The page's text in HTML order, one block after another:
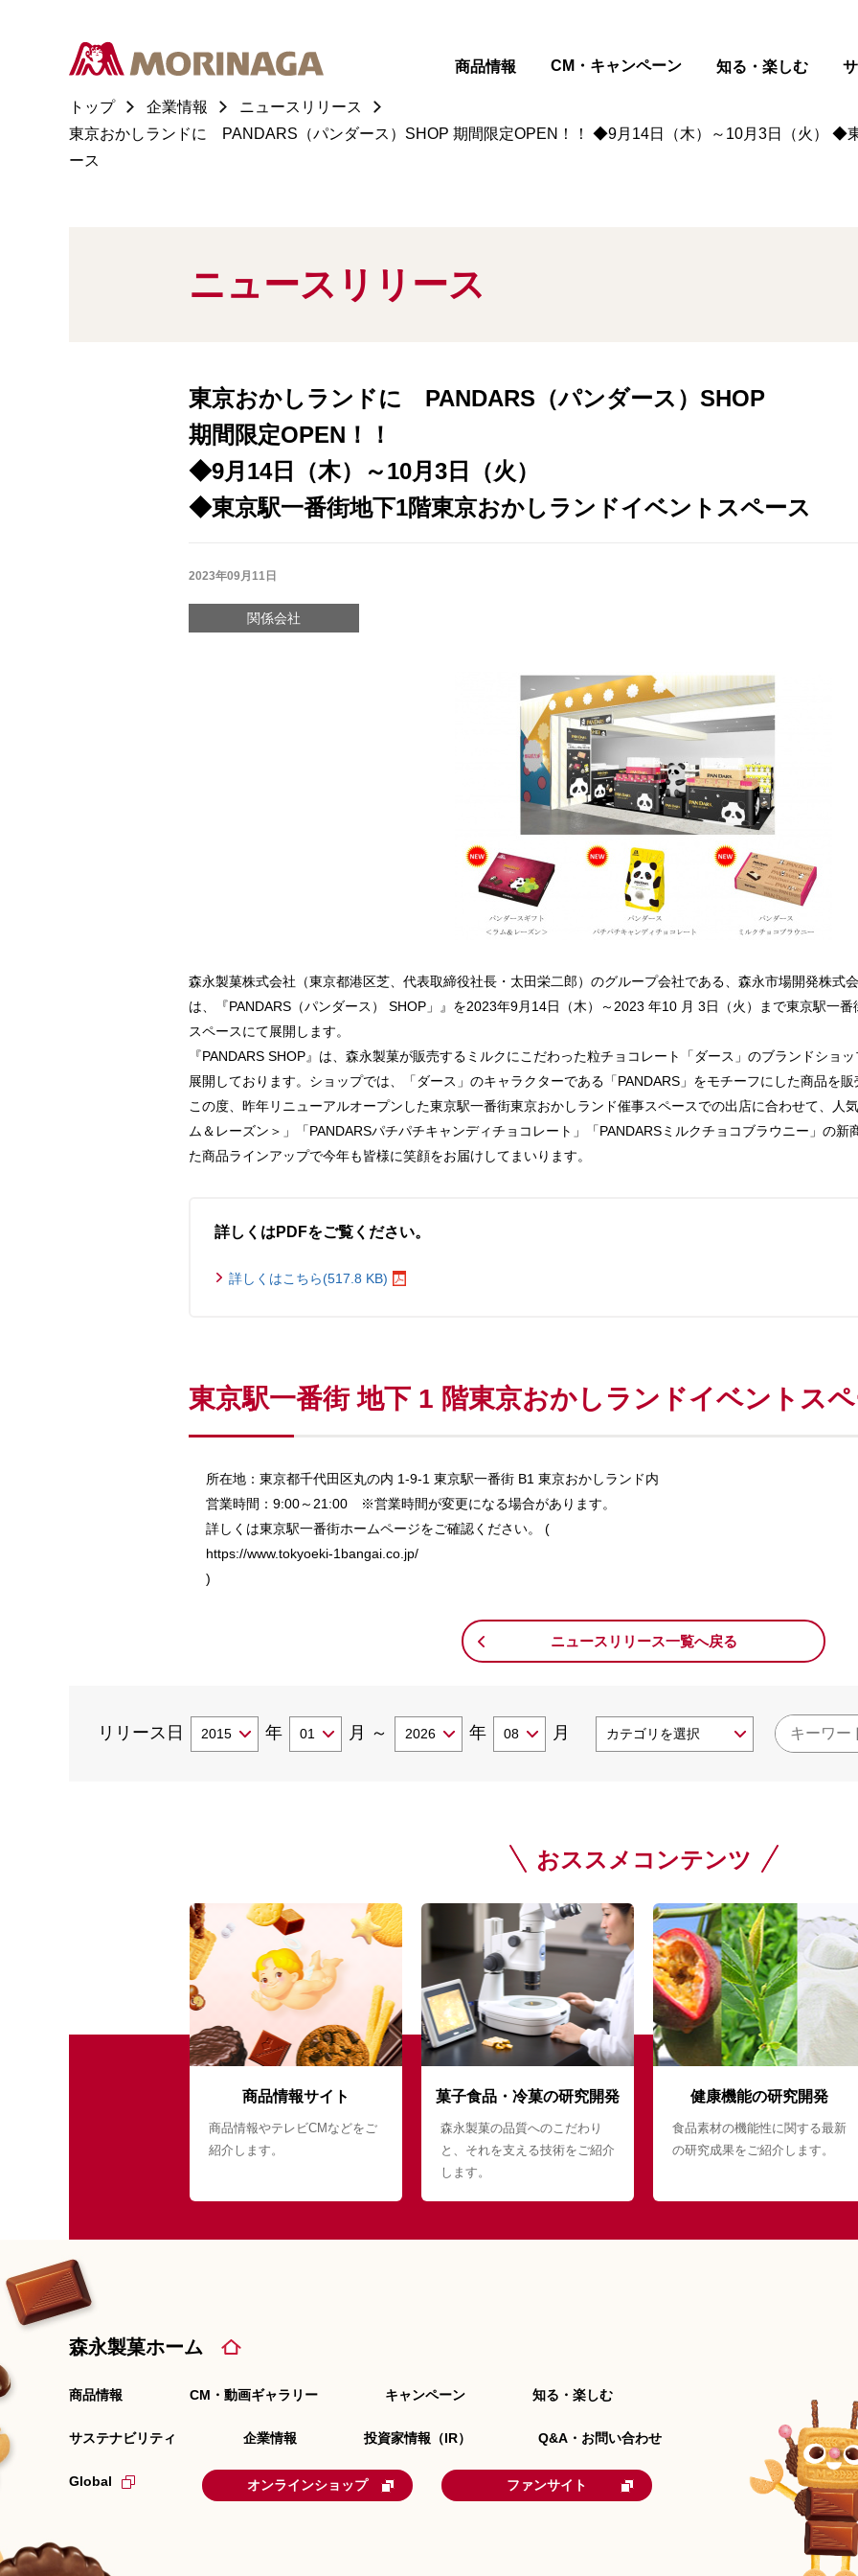
商品情報 CM・キャンペーン 知る・楽しむ
トップ 企業情報
ニュースリリース
東京おかしランドに PANDARS（パンダース）SHOP 期間限定OPEN！！ ◆9月14日（木）～10月3日（火） ◆
ース
ニュースリリース
東京おかしランドに PANDARS（パンダース）SHOP
期間限定OPEN！！
◆9月14日（木）～10月3日（火）
◆東京駅一番街地下1階東京おかしランドイベントスペース
2023年09月11日
関係会社
森永製菓株式会社（東京都港区芝、代表取締役社長・太田栄二郎）のグループ会社である、森永市場開発株式
は、『PANDARS（パンダース） SHOP」』を2023年9月14日（木）～2023 年10 月 3日（火）まで東京駅一
スペースにて展開します。
『PANDARS SHOP』は、森永製菓が販売するミルクにこだわった粒チョコレート「ダース」のブランドショ
展開しております。ショップでは、「ダース」のキャラクターである「PANDARS」をモチーフにした商品を
この度、昨年リニューアルオープンした東京駅一番街東京おかしランド催事スペースでの出店に合わせて、人
ム＆レーズン＞」「PANDARSパチパチキャンディチョコレート」「PANDARSミルクチョコブラウニー」の
た商品ラインアップで今年も皆様に笑顔をお届けしてまいります。
詳しくはPDFをご覧ください。
詳しくはこちら(517.8 KB)
東京駅一番街 地下 1 階東京おかしランドイベントス
所在地：東京都千代田区丸の内 1-9-1 東京駅一番街 B1 東京おかしランド内
営業時間：9:00～21:00 ※営業時間が変更になる場合があります。
詳しくは東京駅一番街ホームページをご確認ください。 (
https://www.tokyoeki-1bangai.co.jp/
)
ニュースリリース一覧へ戻る
リリース日 年 月 ～ 年 月
おススメコンテンツ
商品情報サイト
商品情報やテレビCMなどをご
紹介します。
菓子食品・冷菓の研究開発
森永製菓の品質へのこだわり
と、それを支える技術をご紹介
します。
健康機能の研究開発
食品素材の機能性に関する最新
の研究成果をご紹介します。
森永製菓ホーム
商品情報 CM・動画ギャラリー キャンペーン 知る・楽しむ
サステナビリティ 企業情報 投資家情報（IR） Q&A・お問い合わせ
Global オンラインショップ ファンサイト